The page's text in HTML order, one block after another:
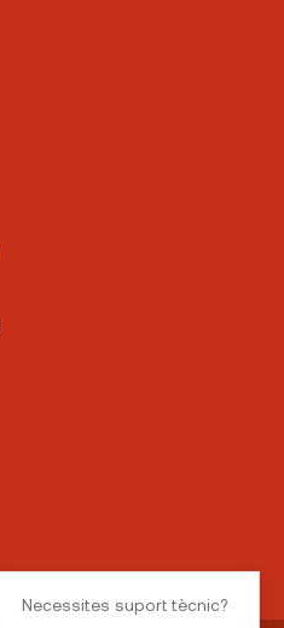
Necessites suport tècnic?